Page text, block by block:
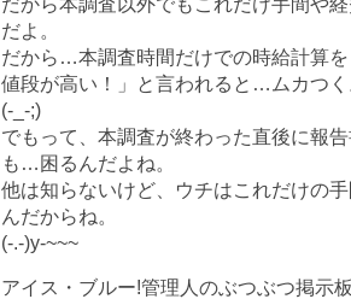
だよ。
だから…本調査時間だけでの時給計算
値段が高い！」と言われると…ムカつ
(-_-;)
でもって、本調査が終わった直後に報
も…困るんだよね。
他は知らないけど、ウチはこれだけの
んだからね。
(-.-)y-~~~
アイス・ブルー!管理人のぶつぶつ掲示